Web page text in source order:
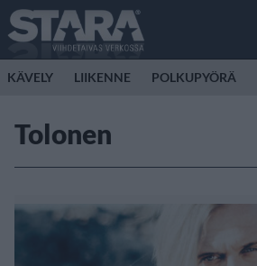
KÄVELY LIIKENNE POLKUPYÖRÄ
Tolonen